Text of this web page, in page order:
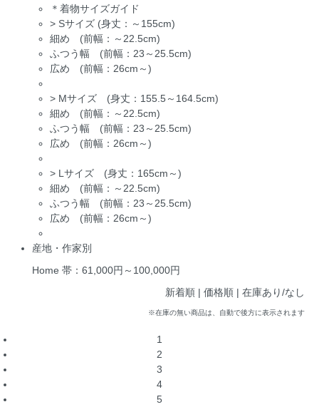
＊着物サイズガイド
> Sサイズ (身丈：～155cm)
細め (前幅：～22.5cm)
ふつう幅 (前幅：23～25.5cm)
広め (前幅：26cm～)
> Mサイズ (身丈：155.5～164.5cm)
細め (前幅：～22.5cm)
ふつう幅 (前幅：23～25.5cm)
広め (前幅：26cm～)
> Lサイズ (身丈：165cm～)
細め (前幅：～22.5cm)
ふつう幅 (前幅：23～25.5cm)
広め (前幅：26cm～)
産地・作家別
Home 帯：61,000円～100,000円
新着順 | 価格順 | 在庫あり/なし
※在庫の無い商品は、自動で後方に表示されます
1
2
3
4
5